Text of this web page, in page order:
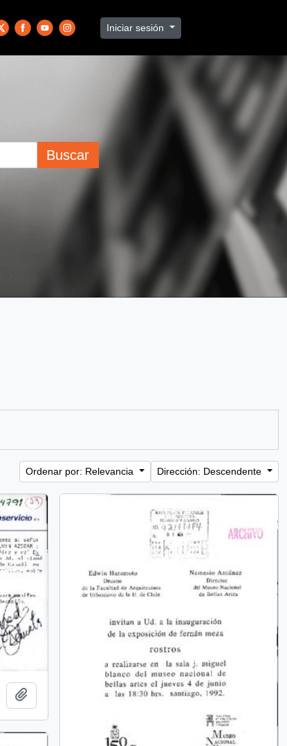
Iniciar sesión
Buscar
Ordenar por: Relevancia Dirección: Descendente
Añadir al portapapeles